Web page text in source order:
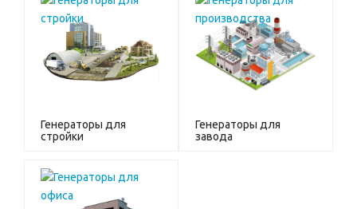
Генераторы для
стройки
Генераторы для
завода